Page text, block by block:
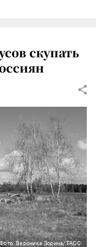
скупать
Фото: Вероника Зорина/ТАСС